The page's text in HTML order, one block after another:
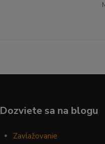
Dozviete sa na blogu
Zavlažovanie